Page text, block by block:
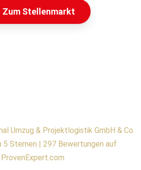
Zum Stellenmarkt
Umzug & Projektlogistik GmbH & Co.
5 Sternen | 297 Bewertungen auf
ProvenExpert.com